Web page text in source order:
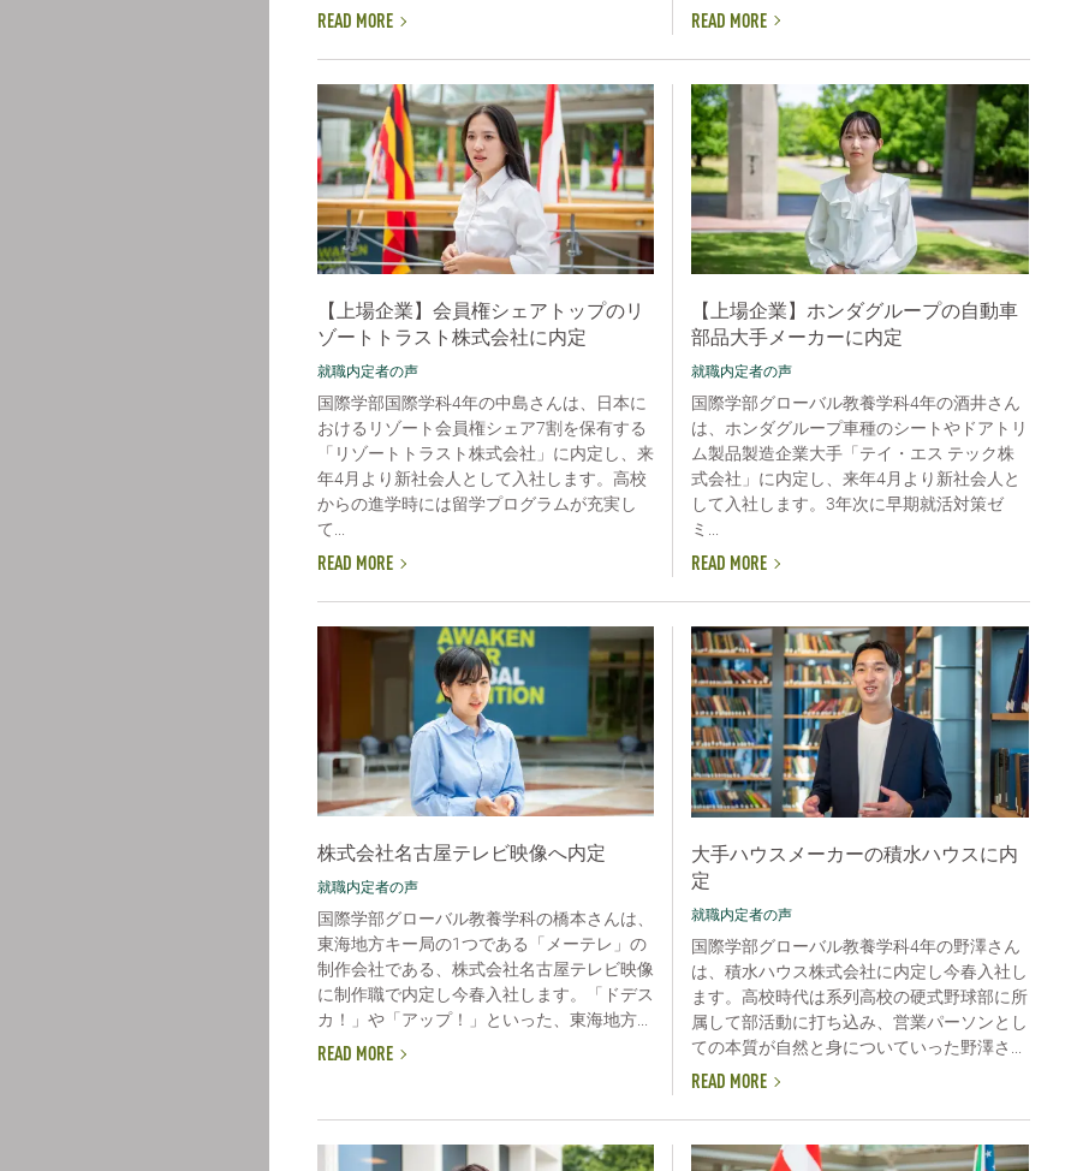
READ MORE
READ MORE
【上場企業】会員権シェアトップのリ
ゾートトラスト株式会社に内定
就職内定者の声
国際学部国際学科4年の中島さんは、日本に
おけるリゾート会員権シェア7割を保有する
「リゾートトラスト株式会社」に内定し、来
年4月より新社会人として入社します。高校
からの進学時には留学プログラムが充実し
て...
READ MORE
【上場企業】ホンダグループの自動車
部品大手メーカーに内定
就職内定者の声
国際学部グローバル教養学科4年の酒井さん
は、ホンダグループ車種のシートやドアトリ
ム製品製造企業大手「テイ・エス テック株
式会社」に内定し、来年4月より新社会人と
して入社します。3年次に早期就活対策ゼ
ミ...
READ MORE
株式会社名古屋テレビ映像へ内定
就職内定者の声
国際学部グローバル教養学科の橋本さんは、
東海地方キー局の1つである「メーテレ」の
制作会社である、株式会社名古屋テレビ映像
に制作職で内定し今春入社します。「ドデス
カ！」や「アップ！」といった、東海地方...
READ MORE
大手ハウスメーカーの積水ハウスに内
定
就職内定者の声
国際学部グローバル教養学科4年の野澤さん
は、積水ハウス株式会社に内定し今春入社し
ます。高校時代は系列高校の硬式野球部に所
属して部活動に打ち込み、営業パーソンとし
ての本質が自然と身についていった野澤さ...
READ MORE